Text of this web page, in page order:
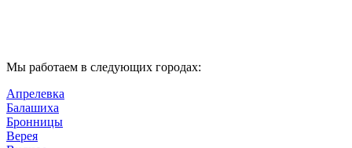
Мы работаем в следующих городах:
Апрелевка
Балашиха
Бронницы
Верея